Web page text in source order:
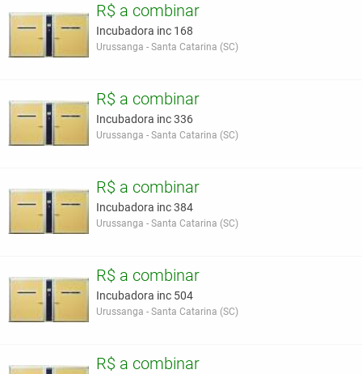
R$ a combinar
Incubadora inc 168
Urussanga - Santa Catarina (SC)
R$ a combinar
Incubadora inc 336
Urussanga - Santa Catarina (SC)
R$ a combinar
Incubadora inc 384
Urussanga - Santa Catarina (SC)
R$ a combinar
Incubadora inc 504
Urussanga - Santa Catarina (SC)
R$ a combinar